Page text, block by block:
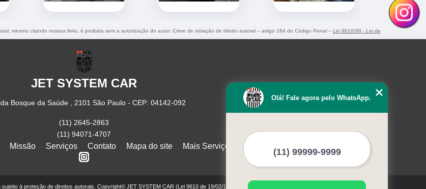
mesmo citando nossos links, é proibida sem a autorização do autor. Crime de violação de direito autoral – artigo 184 do Código Penal – Lei 9610/98 - Lei de
JET SYSTEM CAR
Bosque da Saúde , 2101 São Paulo - CEP: 04142-092
(11) 2645-2863
(11) 94071-4707
Missão Serviços Contato Mapa do site Mais Serviços
à proteção de direitos autorais. Copyright© JET SYSTEM CAR (Lei 9610 de 19/02/1998)
Olá! Fale agora pelo WhatsApp.